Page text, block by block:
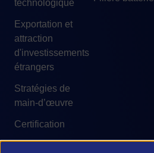
technologique
Exportation et
attraction
d'investissements
étrangers
Stratégies de
main-d’œuvre
Certification